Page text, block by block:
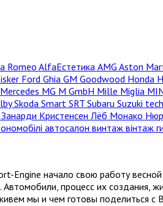
Romeo AlfaЕстетика AMG Aston
Ford Ghia GM Goodwood Honda
Mercedes MG M GmbH Mille Miglia
Skoda Smart SRT Subaru Suzuki
Занарди Кристенсен Лёб Монако
автосалон винтаж вінтаж
Engine начало свою работу
процесс их создания,
мы и чем готовы поделиться с